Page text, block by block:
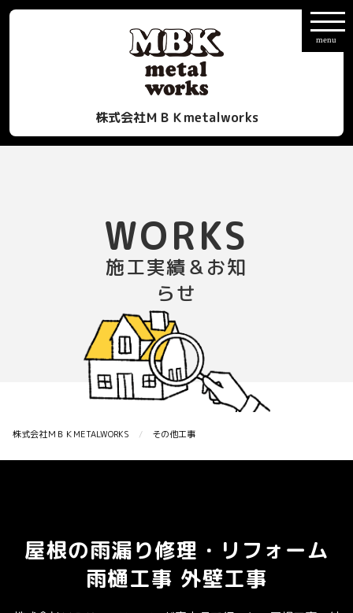
株式会社ＭＢＫmetalworks
WORKS
施工実績＆お知
らせ
株式会社ＭＢＫMETALWORKS その他工事
屋根の雨漏り修理・リフォーム
雨樋工事 外壁工事